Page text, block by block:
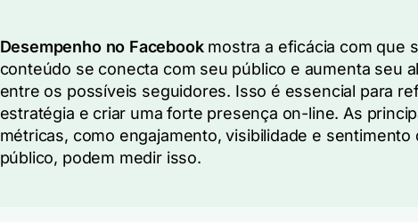
Desempenho no Facebookmostra a eficácia com que
conteúdo se conecta com seu público e aumenta seu
entre os possíveis seguidores. Isso é essencial para
estratégia e criar uma forte presença on-line. As
métricas, como engajamento, visibilidade e sentimento
público, podem medir isso.